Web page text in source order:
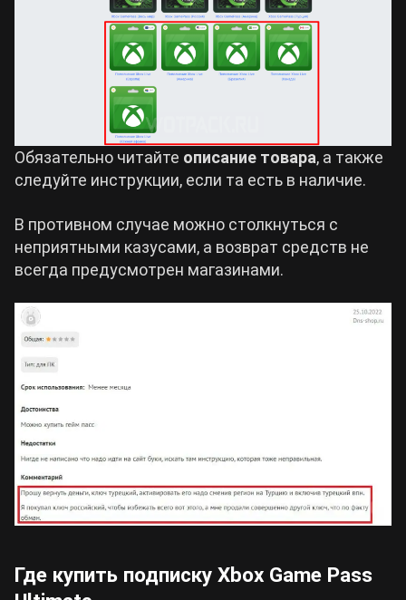
Обязательно читайте описание товара, а также
следуйте инструкции, если та есть в наличие.
В противном случае можно столкнуться с
неприятными казусами, а возврат средств не
всегда предусмотрен магазинами.
Где купить подписку Xbox Game Pass